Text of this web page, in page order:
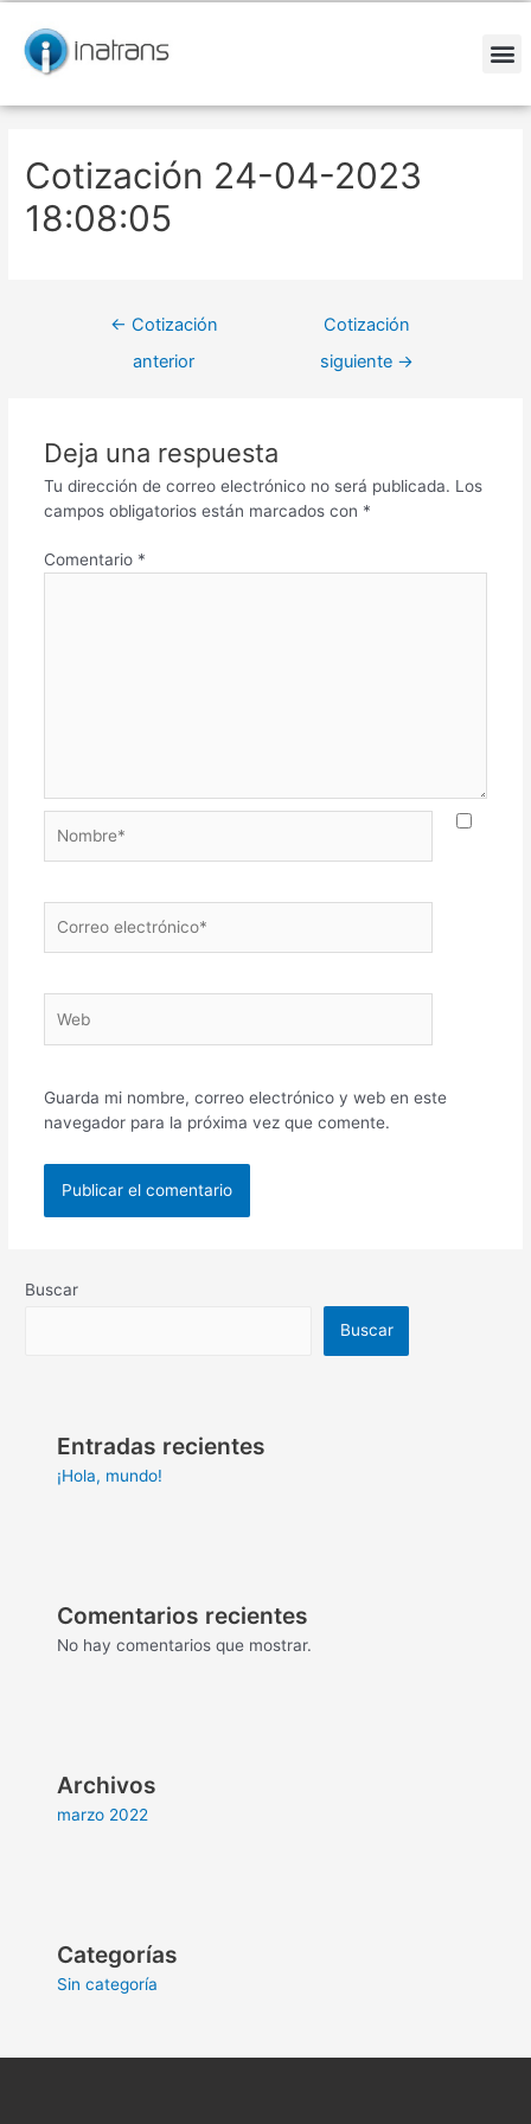
contenido
Cotización 24-04-2023
18:08:05
de
entradas
← Cotización
anterior
Cotización
siguiente →
Deja una respuesta
Tu dirección de correo electrónico no será publicada. Los
campos obligatorios están marcados con *
Comentario *
electrónico*
Guarda mi nombre, correo electrónico y web en este
navegador para la próxima vez que comente.
Buscar
Buscar
Entradas recientes
¡Hola, mundo!
Comentarios recientes
No hay comentarios que mostrar.
Archivos
marzo 2022
Categorías
Sin categoría